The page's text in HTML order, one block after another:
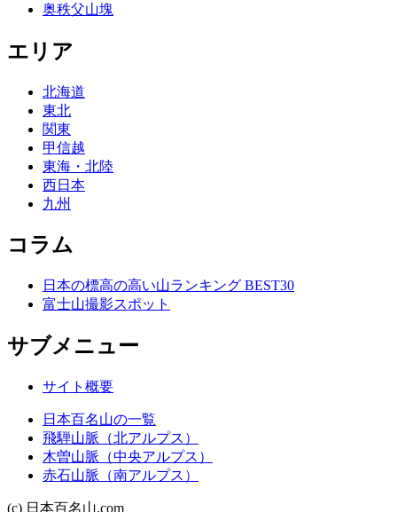
奥秩父山塊
エリア
北海道
東北
関東
甲信越
東海・北陸
西日本
九州
コラム
日本の標高の高い山ランキング BEST30
富士山撮影スポット
サブメニュー
サイト概要
日本百名山の一覧
飛騨山脈（北アルプス）
木曽山脈（中央アルプス）
赤石山脈（南アルプス）
(c) 日本百名山.com